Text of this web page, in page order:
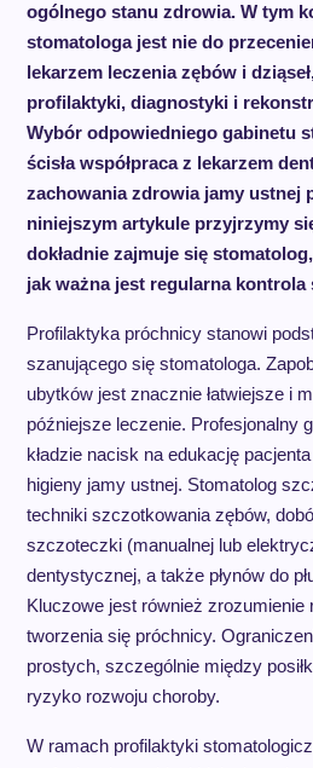
ogólnego stanu zdrowia. W tym
stomatologa jest nie do
lekarzem leczenia zębów i
profilaktyki, diagnostyki i
Wybór odpowiedniego gabinetu
ścisła współpraca z lekarzem
zachowania zdrowia jamy ustnej
niniejszym artykule przyjrzymy
dokładnie zajmuje się
jak ważna jest regularna
Profilaktyka próchnicy stanowi
szanującego się stomatologa.
ubytków jest znacznie łatwiejsze i
późniejsze leczenie. Profesjonalny
kładzie nacisk na edukację
higieny jamy ustnej. Stomatolog
techniki szczotkowania zębów,
szczoteczki (manualnej lub
dentystycznej, a także płynów do
Kluczowe jest również zrozumienie
tworzenia się próchnicy.
prostych, szczególnie między
ryzyko rozwoju choroby.
W ramach profilaktyki